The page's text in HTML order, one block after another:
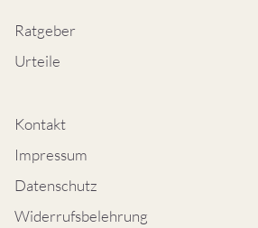
Ratgeber
Urteile
Kontakt
Impressum
Datenschutz
Widerrufsbelehrung